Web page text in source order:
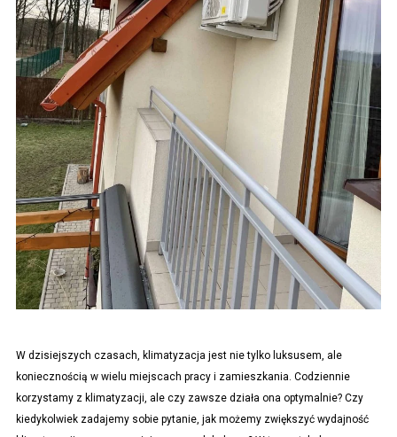
W dzisiejszych czasach, klimatyzacja jest nie tylko luksusem, ale
koniecznością w wielu miejscach pracy i zamieszkania. Codziennie
korzystamy z klimatyzacji, ale czy zawsze działa ona optymalnie? Czy
kiedykolwiek zadajemy sobie pytanie, jak możemy zwiększyć wydajność